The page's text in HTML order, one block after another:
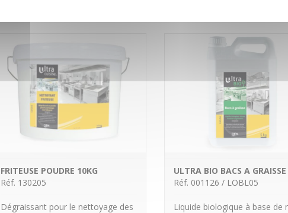
FRITEUSE POUDRE 10KG
Réf. 130205
Dégraissant pour le nettoyage des
ULTRA BIO BACS A
Réf. 001126 / LOBL05
Liquide biologique à base de